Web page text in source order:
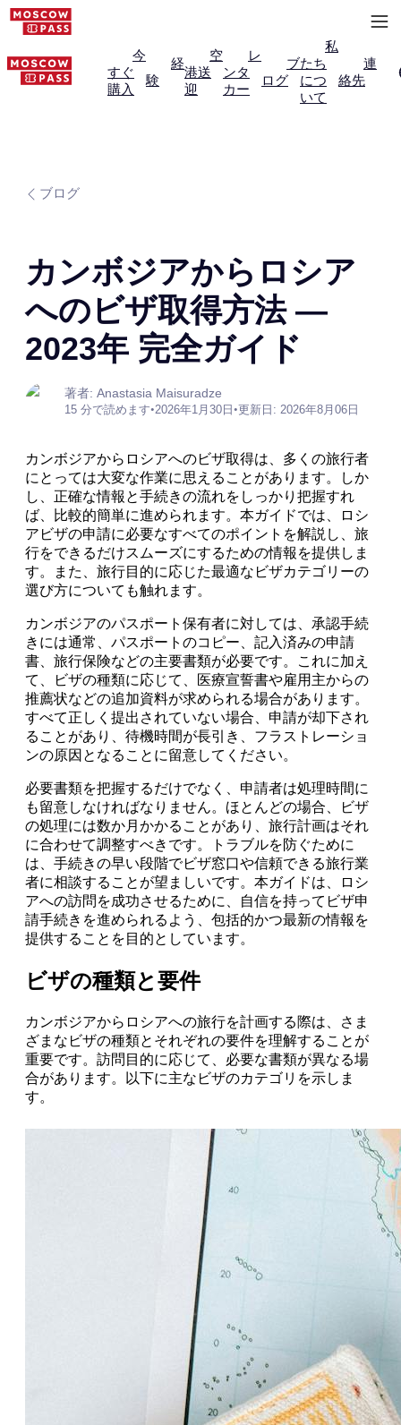
今
すぐ
購入
経
験
空
港送
迎
レ
ンタ
カー
ブ
ログ
私
たち
につ
いて
連
絡先
ブログ
カンボジアからロシア
へのビザ取得方法 —
2023年 完全ガイド
著者: Anastasia Maisuradze
15 分で読めます•2026年1月30日 •更新日: 2026年8月06日
カンボジアからロシアへのビザ取得は、多くの旅行者
にとっては大変な作業に思えることがあります。しか
し、正確な情報と手続きの流れをしっかり把握すれ
ば、比較的簡単に進められます。本ガイドでは、ロシ
アビザの申請に必要なすべてのポイントを解説し、旅
行をできるだけスムーズにするための情報を提供しま
す。また、旅行目的に応じた最適なビザカテゴリーの
選び方についても触れます。
カンボジアのパスポート保有者に対しては、承認手続
きには通常、パスポートのコピー、記入済みの申請
書、旅行保険などの主要書類が必要です。これに加え
て、ビザの種類に応じて、医療宣誓書や雇用主からの
推薦状などの追加資料が求められる場合があります。
すべて正しく提出されていない場合、申請が却下され
ることがあり、待機時間が長引き、フラストレーショ
ンの原因となることに留意してください。
必要書類を把握するだけでなく、申請者は処理時間に
も留意しなければなりません。ほとんどの場合、ビザ
の処理には数か月かかることがあり、旅行計画はそれ
に合わせて調整すべきです。トラブルを防ぐために
は、手続きの早い段階でビザ窓口や信頼できる旅行業
者に相談することが望ましいです。本ガイドは、ロシ
アへの訪問を成功させるために、自信を持ってビザ申
請手続きを進められるよう、包括的かつ最新の情報を
提供することを目的としています。
ビザの種類と要件
カンボジアからロシアへの旅行を計画する際は、さま
ざまなビザの種類とそれぞれの要件を理解することが
重要です。訪問目的に応じて、必要な書類が異なる場
合があります。以下に主なビザのカテゴリを示しま
す。